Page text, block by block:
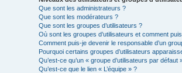
Que sont les administrateurs ?
Que sont les modérateurs ?
Que sont les groupes d’utilisateurs ?
Où sont les groupes d’utilisateurs et comment
Comment puis-je devenir le responsable d’un
Pourquoi certains groupes d’utilisateurs
Qu’est-ce qu’un « groupe d’utilisateurs par défaut
Qu’est-ce que le lien « L’équipe » ?